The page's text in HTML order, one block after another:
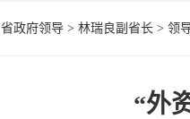
省政府领导 > 林瑞良副省长 > 领
“外